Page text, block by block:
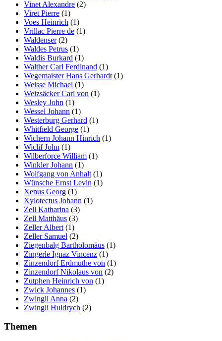
Vinet Alexandre (2)
Viret Pierre (1)
Voes Heinrich (1)
Vrillac Pierre de (1)
Waldenser(2)
Waldes Petrus (1)
Waldis Burkard (1)
Walther Carl Ferdinand (1)
Wegemaister Hans Gerhardt (1)
Weisse Michael (1)
Weizsäcker Carl von (1)
Wesley John (1)
Wessel Johann (1)
Westerburg Gerhard (1)
Whitfield George (1)
Wichern Johann Hinrich (1)
Wiclif John (1)
Wilberforce William (1)
Winkler Johann (1)
Wolfgang von Anhalt (1)
Wünsche Ernst Levin (1)
Xenus Georg (1)
Xylotectus Johann (1)
Zell Katharina (3)
Zell Matthäus (3)
Zeller Albert (1)
Zeller Samuel (2)
Ziegenbalg Bartholomäus (1)
Zingerle Ignaz Vincenz (1)
Zinzendorf Erdmuthe von (1)
Zinzendorf Nikolaus von (2)
Zutphen Heinrich von (1)
Zwick Johannes (1)
Zwingli Anna (2)
Zwingli Huldrych (2)
Themen